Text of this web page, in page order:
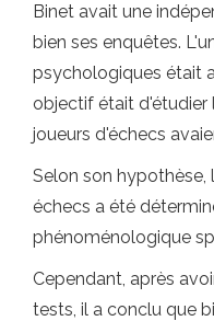
Binet avait une
bien ses enquêtes.
psychologiques était
objectif était d'étudier
joueurs d'échecs
Selon son hypothèse,
échecs a été
phénoménologique
Cependant, après
tests, il a conclu que